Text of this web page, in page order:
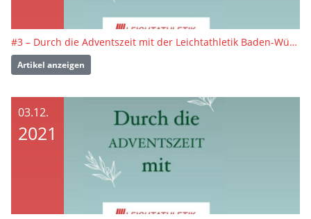
#3 – Durch die Adventszeit mit der Leichtathletik Baden-Württemberg
Artikel anzeigen
03.12.
2021